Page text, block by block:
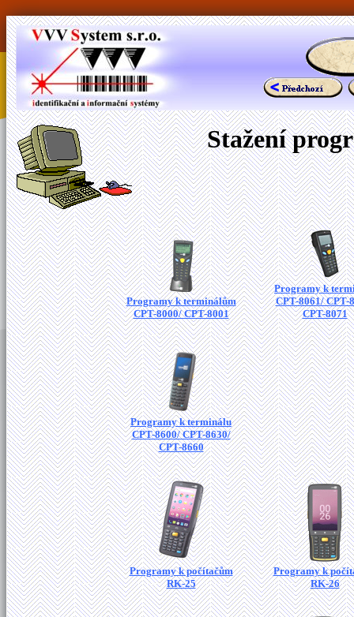
Stažení
Programy k terminálům
CPT-8000/ CPT-8001
Programy k
CPT-8061/ CPT-
CPT-8071
Programy k terminálu
CPT-8600/ CPT-8630/
CPT-8660
Programy k počítačům
RK-25
Programy k
RK-26